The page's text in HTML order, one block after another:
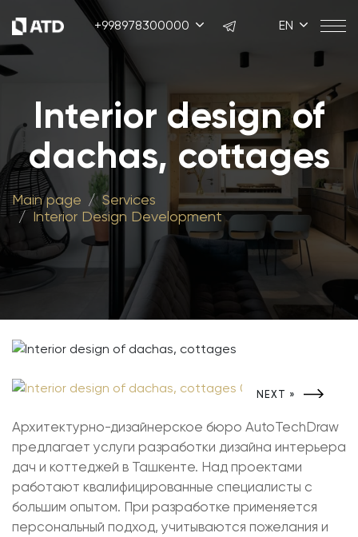
+998978300000 EN
Interior design of
dachas, cottages
Main page
Services
Interior Design Development
NEXT »
Архитектурно-дизайнерское бюро AutoTechDraw
предлагает услуги разработки дизайна интерьера
дач и коттеджей в Ташкенте. Над проектами
работают квалифицированные специалисты с
большим опытом. При разработке применяется
персональный подход, учитываются пожелания и